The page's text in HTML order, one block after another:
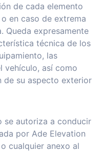
de cada elemento
en caso de extrema
Queda expresamente
técnica de los
las
vehículo, así como
de su aspecto exterior
se autoriza a conducir
por Ade Elevation
cualquier anexo al